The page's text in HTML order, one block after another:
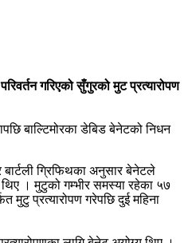
गरिएको सुँगुरको मुट प्रत्यारोपण
बाल्टिमोरका डेबिड बेनेटको निधन
ग्रिफिथका अनुसार बेनेटले
। मुटुको गम्भीर समस्या रहेका ५७
मुटु प्रत्यारोपण गरेपछि दुई महिना